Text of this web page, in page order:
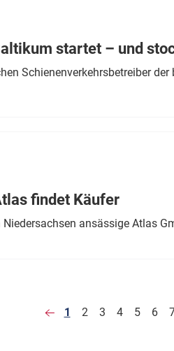
startet – und
Schienenverkehrsbetreiber
findet Käufer
ansässige Atlas
1 2 3 4 5 6